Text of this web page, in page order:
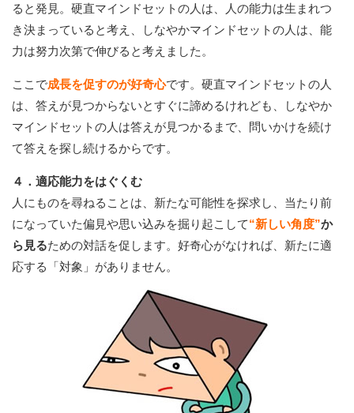
ると発見。硬直マインドセットの人は、人の能力は生まれつ
き決まっていると考え、しなやかマインドセットの人は、能
力は努力次第で伸びると考えました。
ここで成長を促すのが好奇心です。硬直マインドセットの人
は、答えが見つからないとすぐに諦めるけれども、しなやか
マインドセットの人は答えが見つかるまで、問いかけを続け
て答えを探し続けるからです。
４．適応能力をはぐくむ
人にものを尋ねることは、新たな可能性を探求し、当たり前
になっていた偏見や思い込みを掘り起こして“新しい角度”か
ら見るための対話を促します。好奇心がなければ、新たに適
応する「対象」がありません。